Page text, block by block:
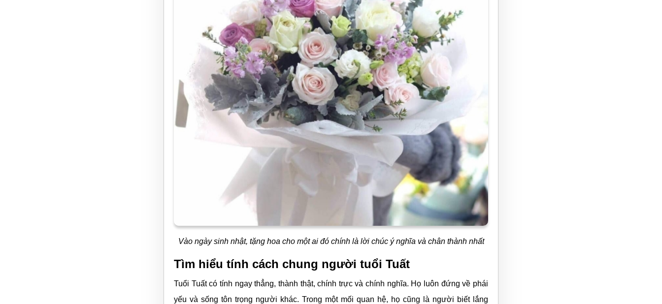
Vào ngày sinh nhật, tặng hoa cho một ai đó chính là lời chúc ý nghĩa và chân thành nhất
Tìm hiểu tính cách chung người tuổi Tuất
Tuổi Tuất có tính ngay thẳng, thành thật, chính trực và chính nghĩa. Họ luôn đứng về phái
yếu và sống tôn trọng người khác. Trong một mối quan hệ, họ cũng là người biết lắng